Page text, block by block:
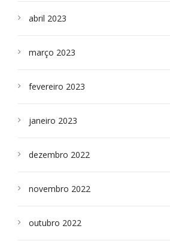
abril 2023
março 2023
fevereiro 2023
janeiro 2023
dezembro 2022
novembro 2022
outubro 2022